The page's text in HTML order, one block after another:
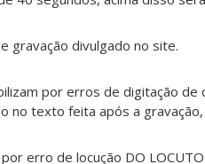
gravação divulgado no site.
por erros de digitação de
no texto feita após a
erro de locução DO